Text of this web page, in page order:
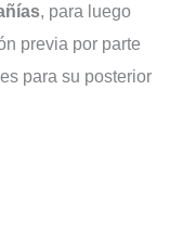
, para luego
previa por parte
para su posterior